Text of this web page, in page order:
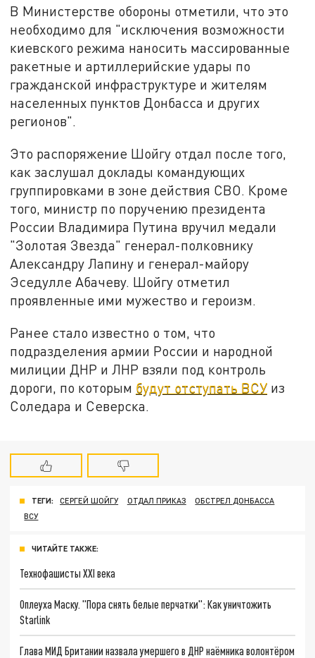
В Министерстве обороны отметили, что это
необходимо для "исключения возможности
киевского режима наносить массированные
ракетные и артиллерийские удары по
гражданской инфраструктуре и жителям
населенных пунктов Донбасса и других
регионов".
Это распоряжение Шойгу отдал после того,
как заслушал доклады командующих
группировками в зоне действия СВО. Кроме
того, министр по поручению президента
России Владимира Путина вручил медали
"Золотая Звезда" генерал-полковнику
Александру Лапину и генерал-майору
Эседулле Абачеву. Шойгу отметил
проявленные ими мужество и героизм.
Ранее стало известно о том, что
подразделения армии России и народной
милиции ДНР и ЛНР взяли под контроль
дороги, по которым будут отступать ВСУ из
Соледара и Северска.
ТЕГИ: СЕРГЕЙ ШОЙГУ ОТДАЛ ПРИКАЗ
ОБСТРЕЛ ДОНБАССА
ВСУ
ЧИТАЙТЕ ТАКЖЕ:
Технофашисты XXI века
Оплеуха Маску. "Пора снять белые перчатки": Как уничтожить
Starlink
Глава МИД Британии назвала умершего в ДНР наёмника волонтёром